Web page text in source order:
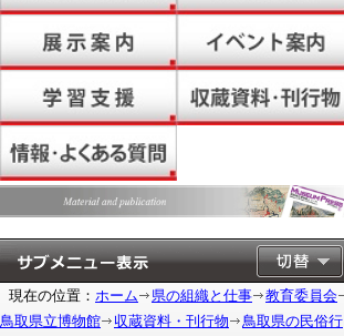
現在の位置： ホーム 県の組織と仕事
教育委員会
鳥取県立博物館
収蔵資料・刊行物
鳥取県の民俗行